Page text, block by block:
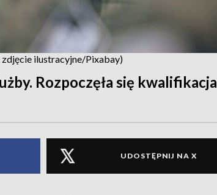
zdjęcie ilustracyjne/Pixabay)
Rozpoczęła się kwalifikacja
UDOSTĘPNIJ NA X